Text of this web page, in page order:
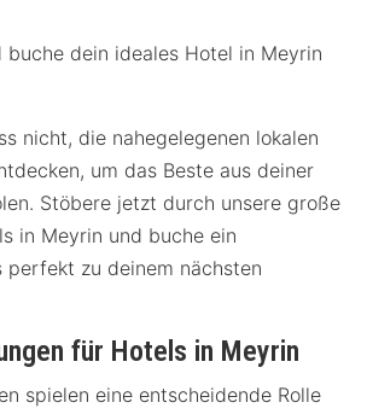
dein ideales Hotel in Meyrin
nicht, die nahegelegenen lokalen
um das Beste aus deiner
Stöbere jetzt durch unsere große
in Meyrin und buche ein
perfekt zu deinem nächsten
für Hotels in Meyrin
spielen eine entscheidende Rolle